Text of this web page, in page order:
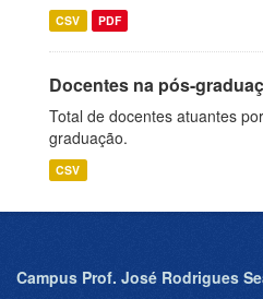
CSV PDF
Docentes na pós-
Total de docentes atuantes
graduação.
CSV
Campus Prof. José Rodrigues